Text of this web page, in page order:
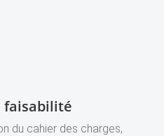
faisabilité
du cahier des charges,